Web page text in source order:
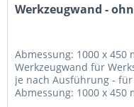
Werkzeugwand -
Abmessung: 1000 x 450
Werkzeugwand für
je nach Ausführung -
Abmessung: 1000 x 450